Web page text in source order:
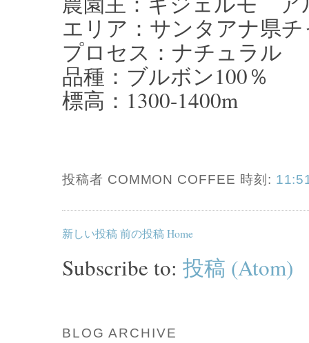
エリア：サンタアナ県
プロセス：ナチュラル
品種：ブルボン100％
標高：1300-1400m
投稿者 COMMON COFFEE 時刻:
新しい投稿 前の投稿 Home
Subscribe to: 投稿 (Atom)
BLOG ARCHIVE